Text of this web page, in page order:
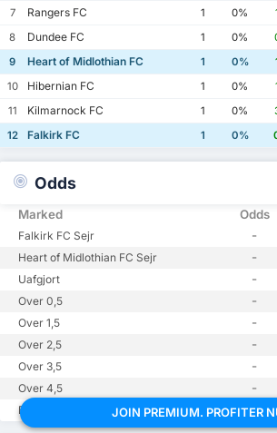
7
Rangers FC 1 0%
8
Dundee FC 1 0%
9
Heart of Midlothian FC 1 0%
10
Hibernian FC 1 0%
11
Kilmarnock FC 1 0%
12
Falkirk FC 1 0%
Odds
Marked Odds
Falkirk FC Sejr -
Heart of Midlothian FC Sejr -
Uafgjort -
Over 0,5 -
Over 1,5 -
Over 2,5 -
Over 3,5 -
Over 4,5 -
BHS -
JOIN PREMIUM. PROFITER